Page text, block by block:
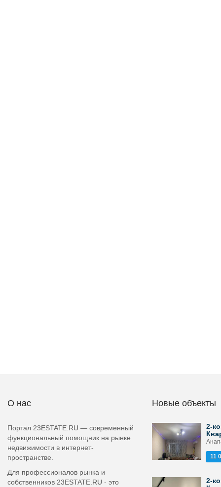
О нас
Портал 23ESTATE.RU — современный
функциональный помощник на рынке
недвижимости в интернет-
пространстве.
Для профессионалов рынка и
собственников 23ESTATE.RU - это
Новые объекты
2-
11
2-